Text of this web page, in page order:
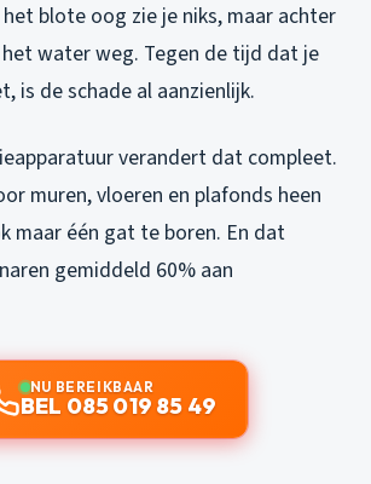
blote oog zie je niks, maar achter
water weg. Tegen de tijd dat je
is de schade al aanzienlijk.
verandert dat compleet.
muren, vloeren en plafonds heen
maar één gat te boren. En dat
gemiddeld 60% aan
NU BEREIKBAAR
BEL 085 019 85 49